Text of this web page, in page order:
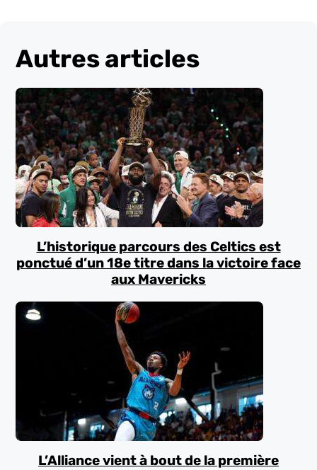
Autres articles
L’historique parcours des Celtics est
ponctué d’un 18e titre dans la victoire face
aux Mavericks
L’Alliance vient à bout de la première